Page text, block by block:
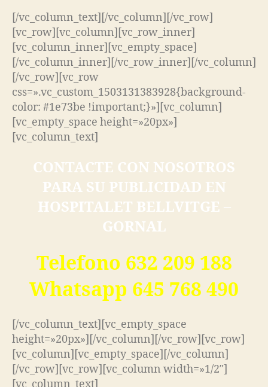
[/vc_column_text][/vc_column][/vc_row]
[vc_row][vc_column][vc_row_inner]
[vc_column_inner][vc_empty_space]
[/vc_column_inner][/vc_row_inner][/vc_column]
[/vc_row][vc_row
css=».vc_custom_1503131383928{background-
color: #1e73be !important;}»][vc_column]
[vc_empty_space height=»20px»]
[vc_column_text]
CONTACTE CON NOSOTROS
PARA SU PUBLICIDAD EN
HOSPITALET BELLVITGE –
GORNAL
Telefono 632 209 188
Whatsapp 645 768 490
[/vc_column_text][vc_empty_space
height=»20px»][/vc_column][/vc_row][vc_row]
[vc_column][vc_empty_space][/vc_column]
[/vc_row][vc_row][vc_column width=»1/2″]
[vc_column_text]